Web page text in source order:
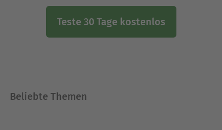
Teste 30 Tage kostenlos
Beliebte Themen